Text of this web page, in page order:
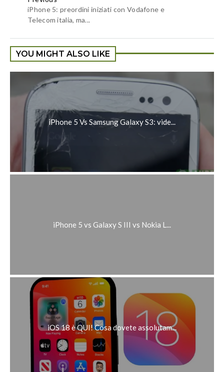
iPhone 5: preordini iniziati con Vodafone e
Telecom italia, ma...
YOU MIGHT ALSO LIKE
iPhone 5 Vs Samsung Galaxy S3: vide...
iPhone 5 vs Galaxy S III vs Nokia L...
iOS 18 è QUI! Cosa dovete assolutam...